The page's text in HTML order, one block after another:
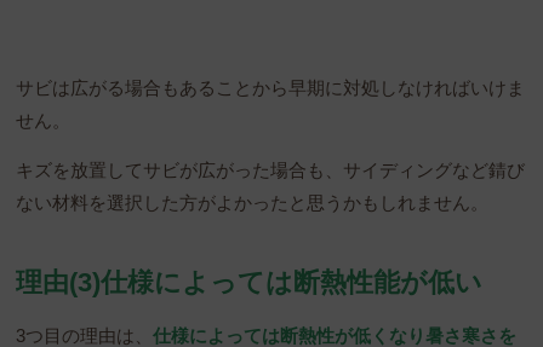
サビは広がる場合もあることから早期に対処しなければいけま
せん。
キズを放置してサビが広がった場合も、サイディングなど錆び
ない材料を選択した方がよかったと思うかもしれません。
理由(3)仕様によっては断熱性能が低い
3つ目の理由は、仕様によっては断熱性が低くなり暑さ寒さを